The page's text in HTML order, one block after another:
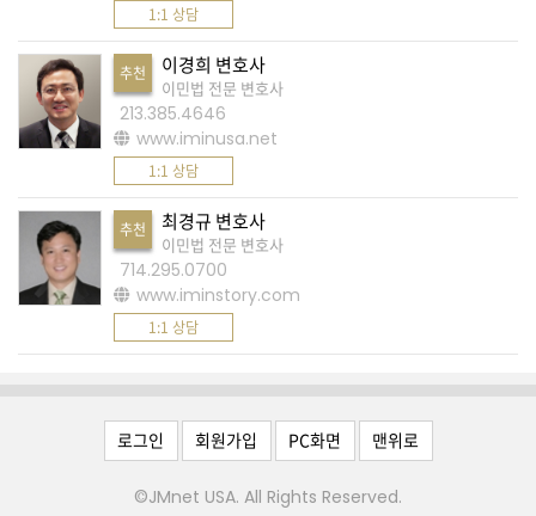
네
티
즌
답
"
작
성
확
1:1 상담
추천 이경희 변호사
이민법 전문 변호사
213.385.4646
www.iminusa.net
1:1 상담
추천 최경규 변호사
이민법 전문 변호사
714.295.0700
www.iminstory.com
1:1 상담
로그인 회원가입 PC화면 맨위로
©JMnet USA. All Rights Reserved.